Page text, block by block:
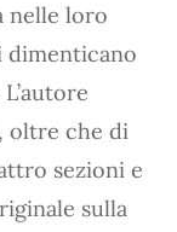
nelle loro
dimenticano
oltre che di
sezioni e
sulla